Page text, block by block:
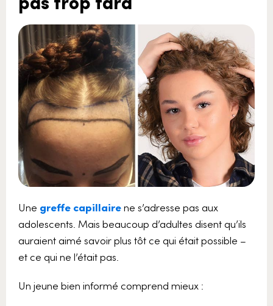
Une greffe capillairene s’adresse pas aux
adolescents. Mais beaucoup d’adultes disent qu’ils
auraient aimé savoir plus tôt ce qui était possible –
et ce qui ne l’était pas.
Un jeune bien informé comprend mieux :